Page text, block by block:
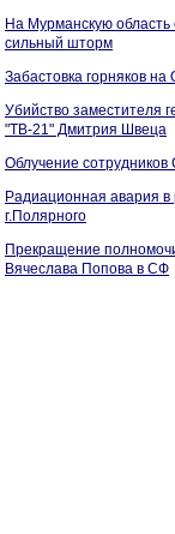
На Мурманскую
сильный шторм
Забастовка горняков
Убийство заместителя
"ТВ-21" Дмитрия Швеца
Облучение
Радиационная авария в
г.Полярного
Прекращение
Вячеслава Попова в СФ